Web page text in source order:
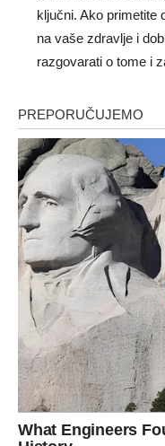
ključni. Ako primetite
na vaše zdravlje i
razgovarati o tome i